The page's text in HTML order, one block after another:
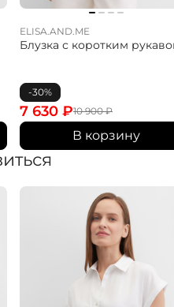
ELISA.AND.ME
Блузка с коротким
-30%
10 900₽
7 630 ₽
В корзину